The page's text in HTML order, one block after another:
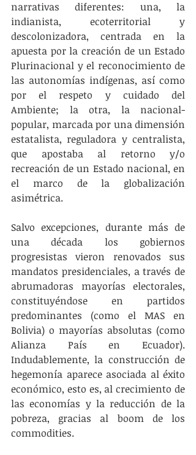
narrativas diferentes: una, la
indianista, ecoterritorial y
descolonizadora, centrada en la
apuesta por la creación de un Estado
Plurinacional y el reconocimiento de
las autonomías indígenas, así como
por el respeto y cuidado del
Ambiente; la otra, la nacional-
popular, marcada por una dimensión
estatalista, reguladora y centralista,
que apostaba al retorno y/o
recreación de un Estado nacional, en
el marco de la globalización
asimétrica.
Salvo excepciones, durante más de
una década los gobiernos
progresistas vieron renovados sus
mandatos presidenciales, a través de
abrumadoras mayorías electorales,
constituyéndose en partidos
predominantes (como el MAS en
Bolivia) o mayorías absolutas (como
Alianza País en Ecuador).
Indudablemente, la construcción de
hegemonía aparece asociada al éxito
económico, esto es, al crecimiento de
las economías y la reducción de la
pobreza, gracias al boom de los
commodities.